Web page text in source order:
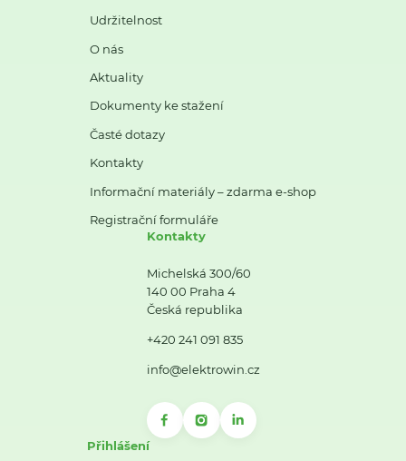
Udržitelnost
O nás
Aktuality
Dokumenty ke stažení
Časté dotazy
Kontakty
Informační materiály – zdarma e-shop
Registrační formuláře
Kontakty
Michelská 300/60
140 00 Praha 4
Česká republika
+420 241 091 835
info@elektrowin.cz
Přihlášení